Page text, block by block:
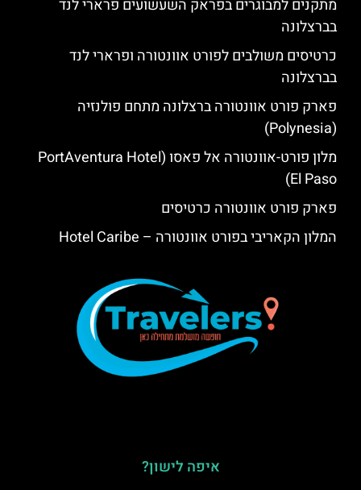
מתקנים למבוגרים בפראק השעשועים פרארי לנד
בברצלונה
כרטיסים משולבים לפורט אוונטורה ופרארי לנד
בברצלונה
פארק פורט אוונטורה ברצלונה מתחם פולנזיה
(Polynesia)
מלון פורט-אוונטורה אל פאסו (PortAventura Hotel
El Paso)
פארק פורט אוונטורה כרטיסים
המלון הקאריבי בפורט אוונטורה – Hotel Caribe
איפה לישון?